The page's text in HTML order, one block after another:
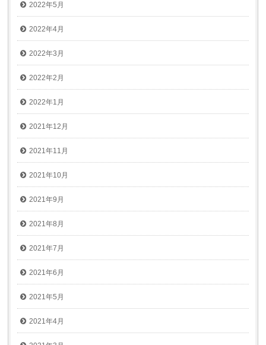
2022年5月
2022年4月
2022年3月
2022年2月
2022年1月
2021年12月
2021年11月
2021年10月
2021年9月
2021年8月
2021年7月
2021年6月
2021年5月
2021年4月